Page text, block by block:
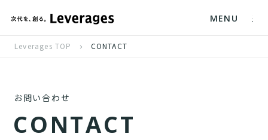
MENU
Leverages TOP CONTACT
お問い合わせ
CONTACT